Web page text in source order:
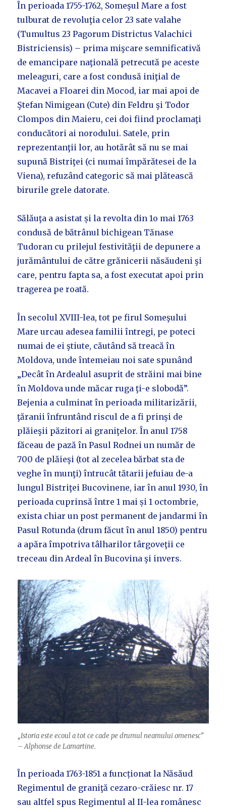
În perioada 1755-1762, Someşul Mare a fost
tulburat de revoluţia celor 23 sate valahe
(Tumultus 23 Pagorum Districtus Valachici
Bistriciensis) – prima mişcare semnificativă
de emancipare naţională petrecută pe aceste
meleaguri, care a fost condusă iniţial de
Macavei a Floarei din Mocod, iar mai apoi de
Ştefan Nimigean (Cute) din Feldru şi Todor
Clompos din Maieru, cei doi fiind proclamaţi
conducători ai norodului. Satele, prin
reprezentanţii lor, au hotărât să nu se mai
supună Bistriţei (ci numai împărătesei de la
Viena), refuzând categoric să mai plătească
birurile grele datorate.
Sălăuţa a asistat și la revolta din 1o mai 1763
condusă de bătrânul bichigean Tănase
Tudoran cu prilejul festivităţii de depunere a
jurământului de către grănicerii năsăudeni şi
care, pentru fapta sa, a fost executat apoi prin
tragerea pe roată.
În secolul XVIII-lea, tot pe firul Someşului
Mare urcau adesea familii întregi, pe poteci
numai de ei ştiute, căutând să treacă în
Moldova, unde întemeiau noi sate spunând
„Decât în Ardealul asuprit de străini mai bine
în Moldova unde măcar ruga ţi-e slobodă”.
Bejenia a culminat în perioada militarizării,
ţăranii înfruntând riscul de a fi prinşi de
plăieşii păzitori ai graniţelor. În anul 1758
făceau de pază în Pasul Rodnei un număr de
700 de plăieşi (tot al zecelea bărbat sta de
veghe în munţi) întrucât tătarii jefuiau de-a
lungul Bistriţei Bucovinene, iar în anul 1930, în
perioada cuprinsă între 1 mai și 1 octombrie,
exista chiar un post permanent de jandarmi în
Pasul Rotunda (drum făcut în anul 1850) pentru
a apăra împotriva tâlharilor târgoveţii ce
treceau din Ardeal în Bucovina şi invers.
„Istoria este ecoul a tot ce cade pe drumul neamului omenesc”
– Alphonse de Lamartine.
În perioada 1763-1851 a funcționat la Năsăud
Regimentul de graniţă cezaro-crăiesc nr. 17
sau altfel spus Regimentul al II-lea românesc